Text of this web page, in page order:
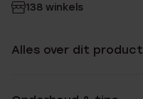
138 winkels
Alles over dit product